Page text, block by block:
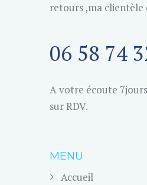
retours ,ma clientèle
06 58 74
A votre écoute
sur RDV.
MENU
Accueil